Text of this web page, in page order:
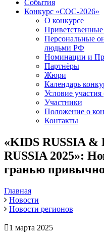
События
Конкурс «СОС-2026»
О конкурсе
Персональные
людьми РФ
Номинации и
Партнёры
Жюри
Календарь
Условие
Участники
Положение о
Контакты
«KIDS RUSSIA
RUSSIA 2025»:
гранью
Главная
Новости
Новости регионов
1 марта 2025